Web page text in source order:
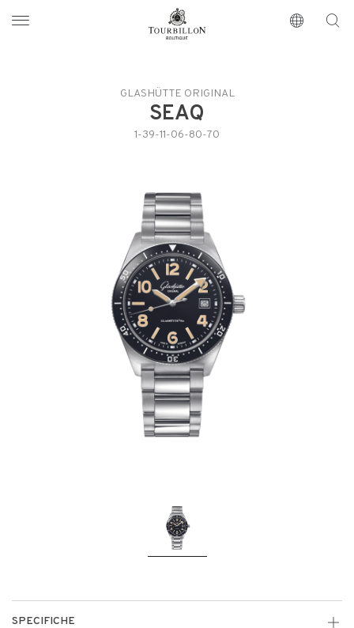
https://www.tourbillon.com/index.php/it
GLASHÜTTE ORIGINAL
SEAQ
1-39-11-06-80-70
SPECIFICHE